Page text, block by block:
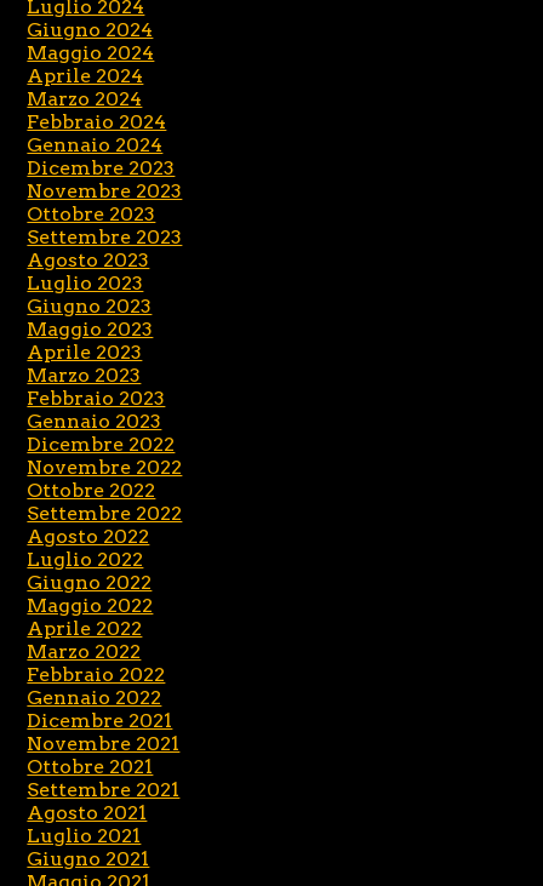
Luglio 2024
Giugno 2024
Maggio 2024
Aprile 2024
Marzo 2024
Febbraio 2024
Gennaio 2024
Dicembre 2023
Novembre 2023
Ottobre 2023
Settembre 2023
Agosto 2023
Luglio 2023
Giugno 2023
Maggio 2023
Aprile 2023
Marzo 2023
Febbraio 2023
Gennaio 2023
Dicembre 2022
Novembre 2022
Ottobre 2022
Settembre 2022
Agosto 2022
Luglio 2022
Giugno 2022
Maggio 2022
Aprile 2022
Marzo 2022
Febbraio 2022
Gennaio 2022
Dicembre 2021
Novembre 2021
Ottobre 2021
Settembre 2021
Agosto 2021
Luglio 2021
Giugno 2021